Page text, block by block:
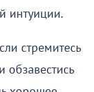
интуиции.
стремитесь
обзавестись